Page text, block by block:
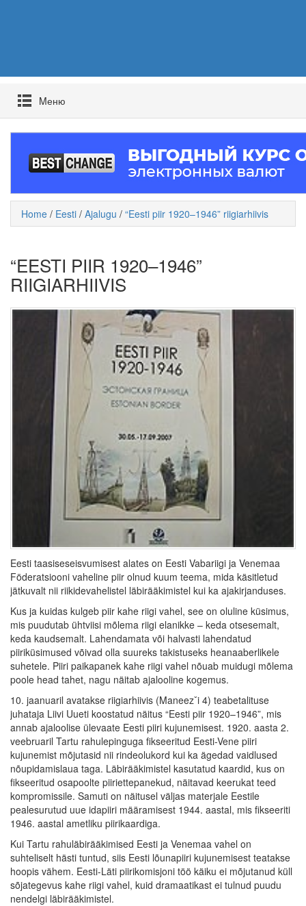
Mеню
Home / Eesti / Ajalugu / “Eesti piir 1920–1946” riigiarhiivis
“EESTI PIIR 1920–1946”
RIIGIARHIIVIS
Eesti taasiseseisvumisest alates on Eesti Vabariigi ja Venemaa
Föderatsiooni vaheline piir olnud kuum teema, mida käsitletud
jätkuvalt nii riikidevahelistel läbirääkimistel kui ka ajakirjanduses.
Kus ja kuidas kulgeb piir kahe riigi vahel, see on oluline küsimus,
mis puudutab ühtviisi mõlema riigi elanikke – keda otsesemalt,
keda kaudsemalt. Lahendamata või halvasti lahendatud
piiriküsimused võivad olla suureks takistuseks heanaaberlikele
suhetele. Piiri paikapanek kahe riigi vahel nõuab muidugi mõlema
poole head tahet, nagu näitab ajalooline kogemus.
10. jaanuaril avatakse riigiarhiivis (Maneezˇi 4) teabetalituse
juhataja Liivi Uueti koostatud näitus “Eesti piir 1920–1946”, mis
annab ajaloolise ülevaate Eesti piiri kujunemisest. 1920. aasta 2.
veebruaril Tartu rahulepinguga fikseeritud Eesti-Vene piiri
kujunemist mõjutasid nii rindeolukord kui ka ägedad vaidlused
nõupidamislaua taga. Läbirääkimistel kasutatud kaardid, kus on
fikseeritud osapoolte piiriettepanekud, näitavad keerukat teed
kompromissile. Samuti on näitusel väljas materjale Eestile
pealesurutud uue idapiiri määramisest 1944. aastal, mis fikseeriti
1946. aastal ametliku piirikaardiga.
Kui Tartu rahuläbirääkimised Eesti ja Venemaa vahel on
suhteliselt hästi tuntud, siis Eesti lõunapiiri kujunemisest teatakse
hoopis vähem. Eesti-Läti piirikomisjoni töö käiku ei mõjutanud küll
sõjategevus kahe riigi vahel, kuid dramaatikast ei tulnud puudu
nendelgi läbirääkimistel.